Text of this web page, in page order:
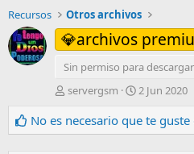
Recursos Otros archivos
💎archivos
Sin permiso para
A
t
o
servergsm
F
c
h
2 Jun 2020
No es necesario que te